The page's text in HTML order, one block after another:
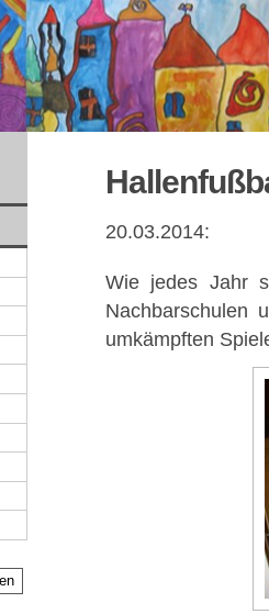
20.03.2014:
Wie jedes Jahr
Nachbarschulen
umkämpften